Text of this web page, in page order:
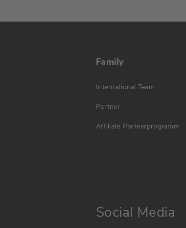
Family
International Team
Partner
Affiliate Partnerprogramm
Social Media